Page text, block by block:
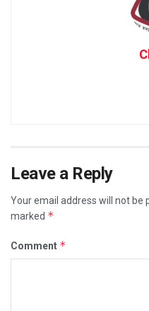
Leave a Reply
Your email address will not be
marked *
Comment *